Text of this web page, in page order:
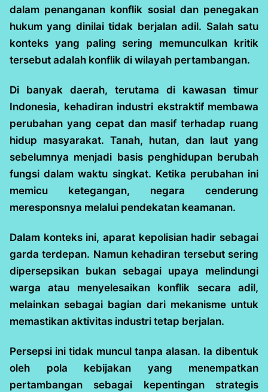
dalam penanganan konflik sosial dan penegakan
hukum yang dinilai tidak berjalan adil. Salah satu
konteks yang paling sering memunculkan kritik
tersebut adalah konflik di wilayah pertambangan.
Di banyak daerah, terutama di kawasan timur
Indonesia, kehadiran industri ekstraktif membawa
perubahan yang cepat dan masif terhadap ruang
hidup masyarakat. Tanah, hutan, dan laut yang
sebelumnya menjadi basis penghidupan berubah
fungsi dalam waktu singkat. Ketika perubahan ini
memicu ketegangan, negara cenderung
meresponsnya melalui pendekatan keamanan.
Dalam konteks ini, aparat kepolisian hadir sebagai
garda terdepan. Namun kehadiran tersebut sering
dipersepsikan bukan sebagai upaya melindungi
warga atau menyelesaikan konflik secara adil,
melainkan sebagai bagian dari mekanisme untuk
memastikan aktivitas industri tetap berjalan.
Persepsi ini tidak muncul tanpa alasan. Ia dibentuk
oleh pola kebijakan yang menempatkan
pertambangan sebagai kepentingan strategis